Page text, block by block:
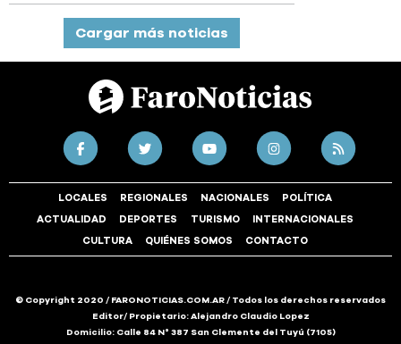
Cargar más noticias
LOCALES REGIONALES NACIONALES POLÍTICA
ACTUALIDAD DEPORTES TURISMO INTERNACIONALES
CULTURA QUIÉNES SOMOS CONTACTO
© Copyright 2020 / FARONOTICIAS.COM.AR / Todos los derechos reservados
Editor/ Propietario: Alejandro Claudio Lopez
Domicilio: Calle 84 N° 387 San Clemente del Tuyú (7105)